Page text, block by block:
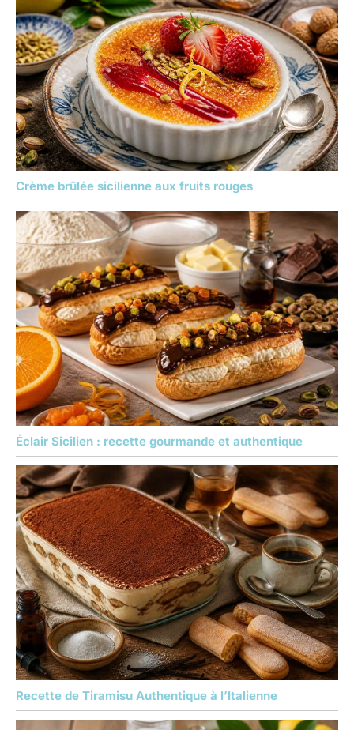
Crème brûlée sicilienne aux fruits rouges
Éclair Sicilien : recette gourmande et authentique
Recette de Tiramisu Authentique à l’Italienne